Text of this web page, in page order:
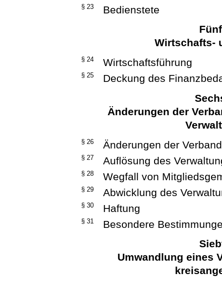
§ 23
Bedienstete
Wirtschafts-
§ 24 Wirtschaftsführung
§ 25
Deckung des
Änderungen der
§ 26 Änderungen der
§ 27 Auflösung des
§ 28 Wegfall von
§ 29 Abwicklung des
§ 30 Haftung
§ 31
Besondere
Umwandlung eines